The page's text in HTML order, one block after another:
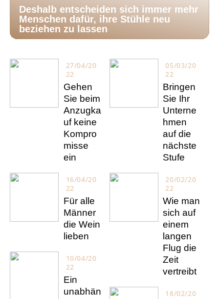
Deshalb entscheiden sich immer mehr
Menschen dafür, ihre Stühle neu
beziehen zu lassen
27/04/20
22
Gehen
Sie beim
Anzugka
uf keine
Kompro
misse
ein
16/04/20
22
Für alle
Männer
die Wein
lieben
10/04/20
22
Ein
unabhän
05/03/20
22
Bringen
Sie Ihr
Unterne
hmen
auf die
nächste
Stufe
20/02/20
22
Wie man
sich auf
einem
langen
Flug die
Zeit
vertreibt
18/02/20